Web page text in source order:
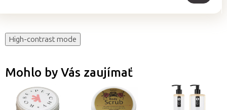
High-contrast mode
Mohlo by Vás zaujímať